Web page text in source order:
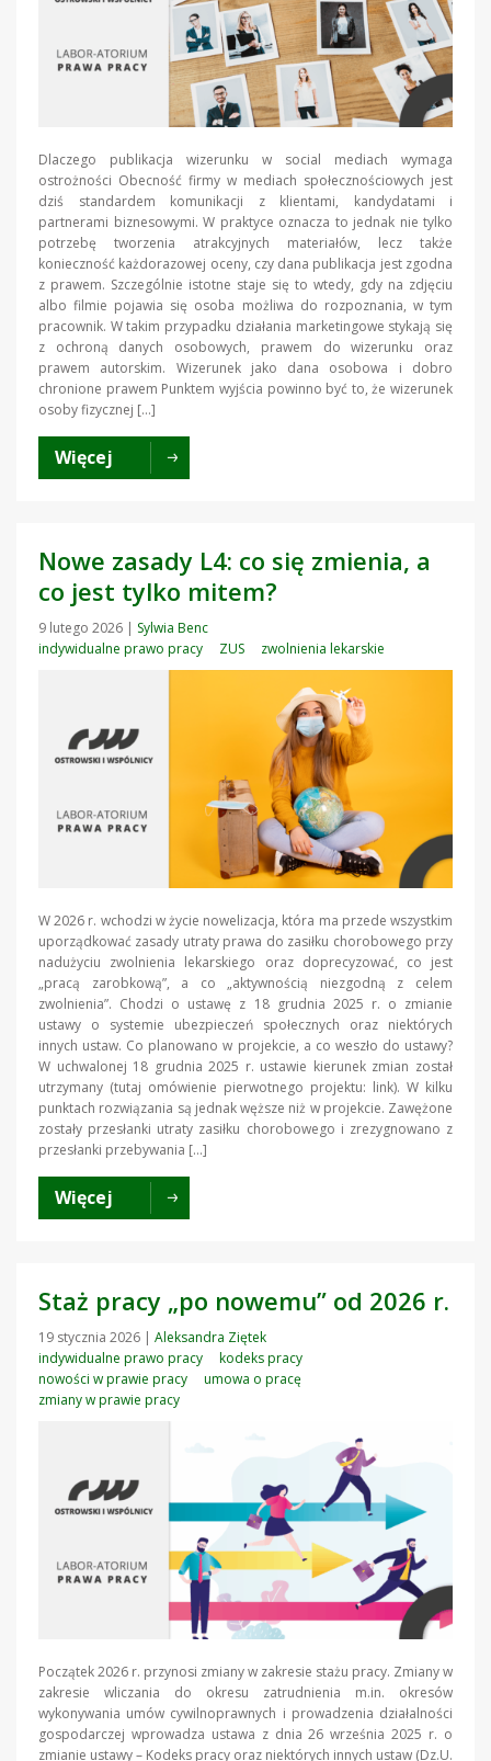
Dlaczego publikacja wizerunku w social mediach wymaga
ostrożności Obecność firmy w mediach społecznościowych jest
dziś standardem komunikacji z klientami, kandydatami i
partnerami biznesowymi. W praktyce oznacza to jednak nie tylko
potrzebę tworzenia atrakcyjnych materiałów, lecz także
konieczność każdorazowej oceny, czy dana publikacja jest zgodna
z prawem. Szczególnie istotne staje się to wtedy, gdy na zdjęciu
albo filmie pojawia się osoba możliwa do rozpoznania, w tym
pracownik. W takim przypadku działania marketingowe stykają się
z ochroną danych osobowych, prawem do wizerunku oraz
prawem autorskim. Wizerunek jako dana osobowa i dobro
chronione prawem Punktem wyjścia powinno być to, że wizerunek
osoby fizycznej […]
Więcej
Nowe zasady L4: co się zmienia, a
co jest tylko mitem?
9 lutego 2026 | Sylwia Benc
indywidualne prawo pracy
ZUS zwolnienia lekarskie
W 2026 r. wchodzi w życie nowelizacja, która ma przede wszystkim
uporządkować zasady utraty prawa do zasiłku chorobowego przy
nadużyciu zwolnienia lekarskiego oraz doprecyzować, co jest
„pracą zarobkową”, a co „aktywnością niezgodną z celem
zwolnienia”. Chodzi o ustawę z 18 grudnia 2025 r. o zmianie
ustawy o systemie ubezpieczeń społecznych oraz niektórych
innych ustaw. Co planowano w projekcie, a co weszło do ustawy?
W uchwalonej 18 grudnia 2025 r. ustawie kierunek zmian został
utrzymany (tutaj omówienie pierwotnego projektu: link). W kilku
punktach rozwiązania są jednak węższe niż w projekcie. Zawężone
zostały przesłanki utraty zasiłku chorobowego i zrezygnowano z
przesłanki przebywania […]
Więcej
Staż pracy „po nowemu” od 2026 r.
19 stycznia 2026 | Aleksandra Ziętek
indywidualne prawo pracy
kodeks pracy
nowości w prawie pracy
umowa o pracę
zmiany w prawie pracy
Początek 2026 r. przynosi zmiany w zakresie stażu pracy. Zmiany w
zakresie wliczania do okresu zatrudnienia m.in. okresów
wykonywania umów cywilnoprawnych i prowadzenia działalności
gospodarczej wprowadza ustawa z dnia 26 września 2025 r. o
zmianie ustawy – Kodeks pracy oraz niektórych innych ustaw (Dz.U.